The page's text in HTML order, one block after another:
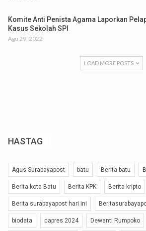
Komite Anti Penista Agama Laporkan
Kasus Sekolah SPI
Agu 29, 2022
LOAD MORE POSTS
HASTAG
Agus Surabayapost batu Berita batu
Berita kota Batu Berita KPK Berita kripto
Berita surabayapost hari ini
biodata capres 2024 Dewanti Rumpoko